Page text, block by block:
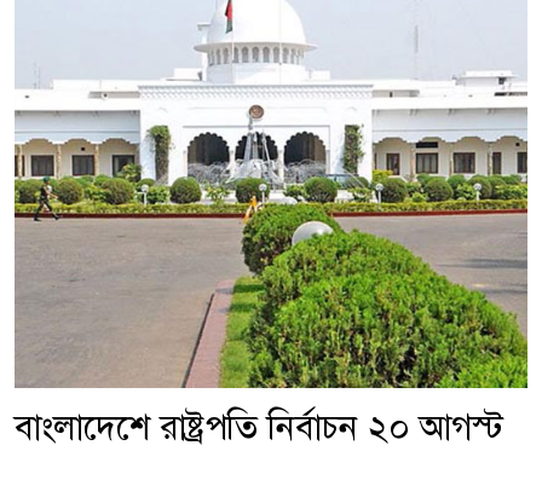
জামায়াত নেতার বিরুদ্ধে স্কুলছাত্রীকে
ধর্ষণচেষ্টার অভিযোগ, শিক্ষাপ্রতিষ্ঠানে
ভাঙচুর ও অগ্নিসংযোগ
ভারত সরকারের সঙ্গে শেখ হাসিনার
অনুষ্ঠানের কোনো সম্পর্ক নেই: জয়সোয়াল
বাংলাদেশে রাষ্ট্রপতি নির্বাচন ২০ আগস্ট